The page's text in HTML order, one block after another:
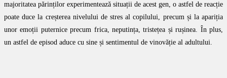
majoritatea părinților experimentează situații de acest gen, o astfel de reacție
poate duce la creșterea nivelului de stres al copilului, precum și la apariția
unor emoții puternice precum frica, neputința, tristețea și rușinea. În plus,
un astfel de episod aduce cu sine și sentimentul de vinovăție al adultului.